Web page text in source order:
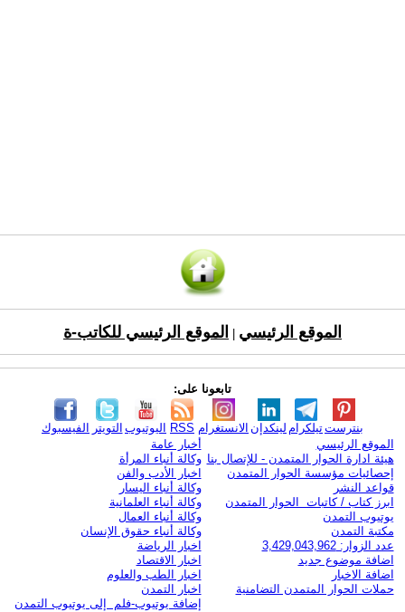
الموقع الرئيسي الموقع الرئيسي للكاتب-ة
تابعونا على:
الفيسبوك التويتر اليوتيوب RSS الانستغرام لينكدإن تيلكرامبنترست
الموقع الرئيسي
هيئة ادارة الحوار المتمدن - للإتصال بنا
إحصائيات مؤسسة الحوار المتمدن
قواعد النشر
ابرز كتاب / كاتبات الحوار المتمدن
يوتيوب التمدن
مكتبة التمدن
عدد الزوار: 3,429,043,962
اضافة موضوع جديد
اضافة الاخبار
حملات الحوار المتمدن التضامنية
أخبار عامة
وكالة أنباء المرأة
اخبار الأدب والفن
وكالة أنباء اليسار
وكالة أنباء العلمانية
وكالة أنباء العمال
وكالة أنباء حقوق الإنسان
اخبار الرياضة
اخبار الاقتصاد
اخبار الطب والعلوم
اخبار التمدن
إضافة يوتيوب-فلم إلى يوتيوب التمدن